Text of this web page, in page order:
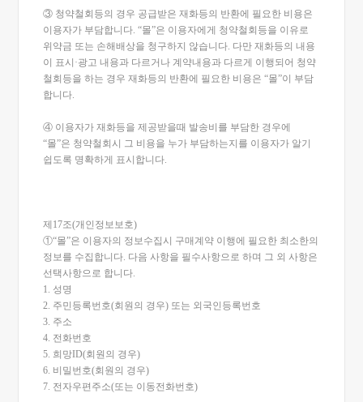
③ 청약철회등의 경우 공급받은 재화등의 반환에 필요한 비용은
이용자가 부담합니다. “몰”은 이용자에게 청약철회등을 이유로
위약금 또는 손해배상을 청구하지 않습니다. 다만 재화등의 내용
이 표시·광고 내용과 다르거나 계약내용과 다르게 이행되어 청약
철회등을 하는 경우 재화등의 반환에 필요한 비용은 “몰”이 부담
합니다.
④ 이용자가 재화등을 제공받을때 발송비를 부담한 경우에
“몰”은 청약철회시 그 비용을 누가 부담하는지를 이용자가 알기
쉽도록 명확하게 표시합니다.
제17조(개인정보보호)
①“몰”은 이용자의 정보수집시 구매계약 이행에 필요한 최소한의
정보를 수집합니다. 다음 사항을 필수사항으로 하며 그 외 사항은
선택사항으로 합니다.
1. 성명
2. 주민등록번호(회원의 경우) 또는 외국인등록번호
3. 주소
4. 전화번호
5. 희망ID(회원의 경우)
6. 비밀번호(회원의 경우)
7. 전자우편주소(또는 이동전화번호)